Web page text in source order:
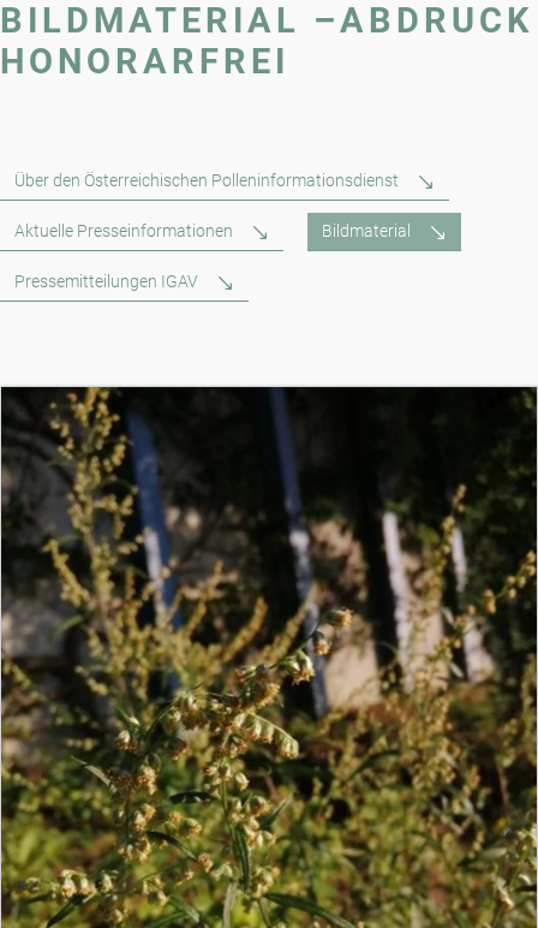
BILDMATERIAL –ABDRUCK
HONORARFREI
Über den Österreichischen Polleninformationsdienst
Aktuelle Presseinformationen Bildmaterial
Pressemitteilungen IGAV